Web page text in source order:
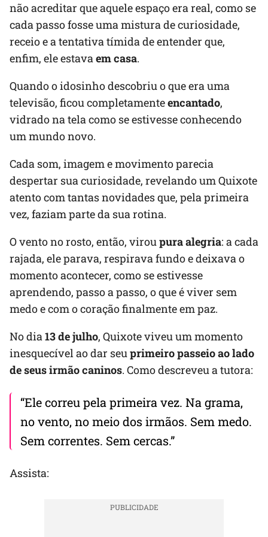
não acreditar que aquele espaço era real, como se
cada passo fosse uma mistura de curiosidade,
receio e a tentativa tímida de entender que,
enfim, ele estavaem casa.
Quando o idosinho descobriu o que era uma
televisão, ficou completamenteencantado,
vidrado na tela como se estivesse conhecendo
um mundo novo.
Cada som, imagem e movimento parecia
despertar sua curiosidade, revelando um Quixote
atento com tantas novidades que, pela primeira
vez, faziam parte da sua rotina.
O vento no rosto, então, viroupura alegria: a cada
rajada, ele parava, respirava fundo e deixava o
momento acontecer, como se estivesse
aprendendo, passo a passo, o que é viver sem
medo e com o coração finalmente em paz.
No dia13 de julho, Quixote viveu um momento
inesquecível ao dar seuprimeiro passeio ao lado
de seus irmão caninos. Como descreveu a tutora:
“Ele correu pela primeira vez. Na grama,
no vento, no meio dos irmãos. Sem medo.
Sem correntes. Sem cercas.”
Assista: